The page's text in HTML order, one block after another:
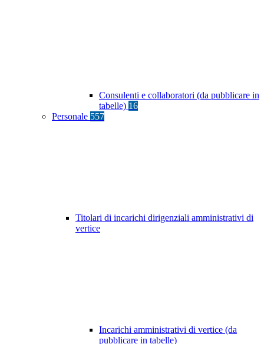
Consulenti e collaboratori (da pubblicare in
tabelle) 16
Personale 557
Titolari di incarichi dirigenziali amministrativi di
vertice
Incarichi amministrativi di vertice (da
pubblicare in tabelle)